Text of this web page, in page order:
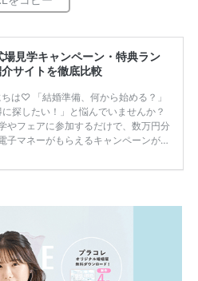
見学キャンペーン・特典ラン
サイトを徹底比較
は♡ 「結婚準備、何から始める？」
に探したい！」と悩んでいませんか？
やフェアに参加するだけで、数万円分
子マネーがもらえるキャンペーンがあ
に選ぶと損をしてしまうことも……。
プラコレの特典は？」といった疑問も
まずは診断で候補を絞れる「ウェディ
断」か、体験型 […]続きを読む